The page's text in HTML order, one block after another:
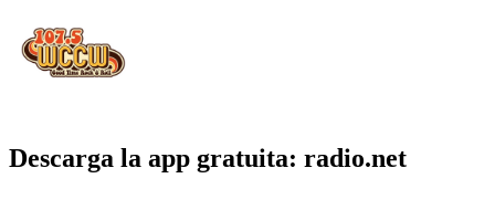
Descarga la app gratuita: radio.net